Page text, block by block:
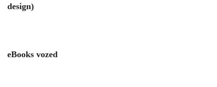
design)
eBooks vozed